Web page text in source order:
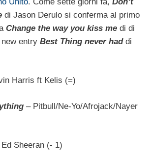
di Jason Derulo si conferma al primo
Change the way you kiss me di di
entry Best Thing never haddi
Harris ft Kelis (=)
– Pitbull/Ne-Yo/Afrojack/Nayer
Sheeran (- 1)